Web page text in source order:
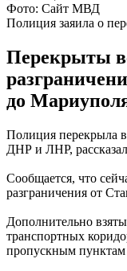
Фото: Сайт МВД
Полиция заяила о
Перекрыты
до
Полиция перекрыла
ДНР и ЛНР,
Сообщается, что
разграничения от
Дополнительно
транспортных
пропускным пунктам